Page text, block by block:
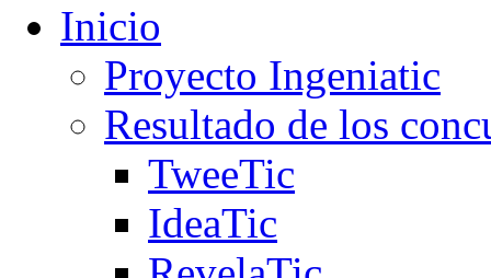
Inicio
Proyecto Ingeniatic
Resultado de los
TweeTic
IdeaTic